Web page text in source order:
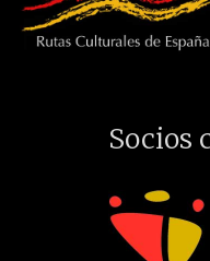
Socios